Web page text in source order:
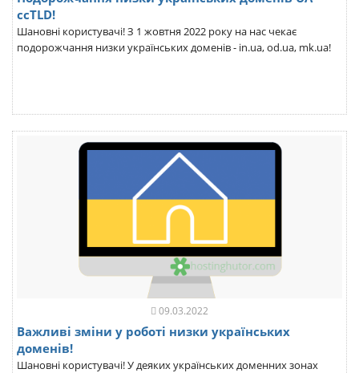
ccTLD!
Шановні користувачі! З 1 жовтня 2022 року на нас чекає
подорожчання низки українських доменів - in.ua, od.ua, mk.ua!
09.03.2022
Важливі зміни у роботі низки українських
доменів!
Шановні користувачі! У деяких українських доменних зонах